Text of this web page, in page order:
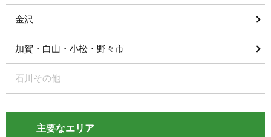
金沢
加賀・白山・小松・野々市
石川その他
主要なエリア